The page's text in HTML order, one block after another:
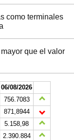
como terminales
que el valor
06/08/2026
756.7083
871,8944
5.158,98
2.390.884